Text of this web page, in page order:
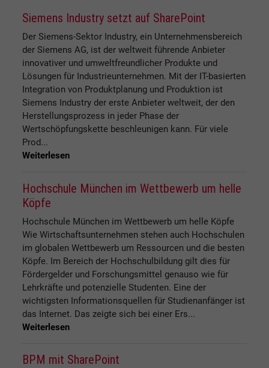
Siemens Industry setzt auf SharePoint
Der Siemens-Sektor Industry, ein Unternehmensbereich
der Siemens AG, ist der weltweit führende Anbieter
innovativer und umweltfreundlicher Produkte und
Lösungen für Industrieunternehmen. Mit der IT-basierten
Integration von Produktplanung und Produktion ist
Siemens Industry der erste Anbieter weltweit, der den
Herstellungsprozess in jeder Phase der
Wertschöpfungskette beschleunigen kann. Für viele
Prod...
Weiterlesen
Hochschule München im Wettbewerb um helle
Köpfe
Hochschule München im Wettbewerb um helle Köpfe
Wie Wirtschaftsunternehmen stehen auch Hochschulen
im globalen Wettbewerb um Ressourcen und die besten
Köpfe. Im Bereich der Hochschulbildung gilt dies für
Fördergelder und Forschungsmittel genauso wie für
Lehrkräfte und potenzielle Studenten. Eine der
wichtigsten Informationsquellen für Studienanfänger ist
das Internet. Das zeigte sich bei einer Ers...
Weiterlesen
BPM mit SharePoint